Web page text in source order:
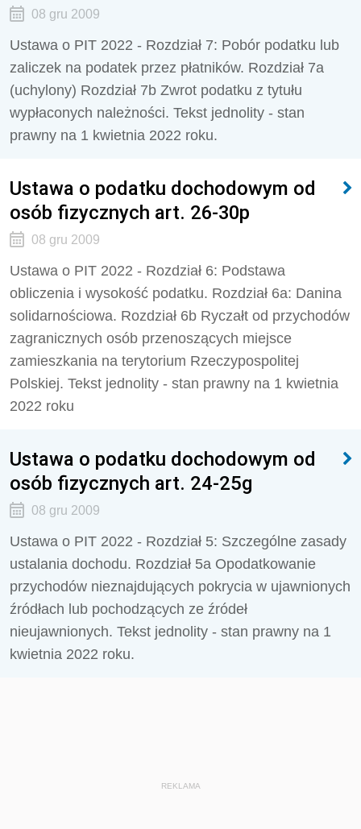
08 gru 2009
Ustawa o PIT 2022 - Rozdział 7: Pobór podatku lub
zaliczek na podatek przez płatników. Rozdział 7a
(uchylony) Rozdział 7b Zwrot podatku z tytułu
wypłaconych należności. Tekst jednolity - stan
prawny na 1 kwietnia 2022 roku.
Ustawa o podatku dochodowym od
osób fizycznych art. 26-30p
08 gru 2009
Ustawa o PIT 2022 - Rozdział 6: Podstawa
obliczenia i wysokość podatku. Rozdział 6a: Danina
solidarnościowa. Rozdział 6b Ryczałt od przychodów
zagranicznych osób przenoszących miejsce
zamieszkania na terytorium Rzeczypospolitej
Polskiej. Tekst jednolity - stan prawny na 1 kwietnia
2022 roku
Ustawa o podatku dochodowym od
osób fizycznych art. 24-25g
08 gru 2009
Ustawa o PIT 2022 - Rozdział 5: Szczególne zasady
ustalania dochodu. Rozdział 5a Opodatkowanie
przychodów nieznajdujących pokrycia w ujawnionych
źródłach lub pochodzących ze źródeł
nieujawnionych. Tekst jednolity - stan prawny na 1
kwietnia 2022 roku.
REKLAMA